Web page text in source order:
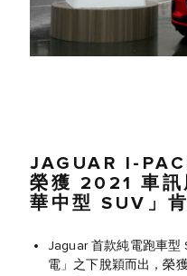
JAGUAR I-
榮獲 2021 車訊
華中型 SUV」
Jaguar 首款純電跑車型
電」之下脫穎而出，榮